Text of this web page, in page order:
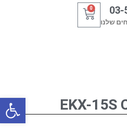
03-
שלנו
0
עגלת
קניות
EKX-15S פתח